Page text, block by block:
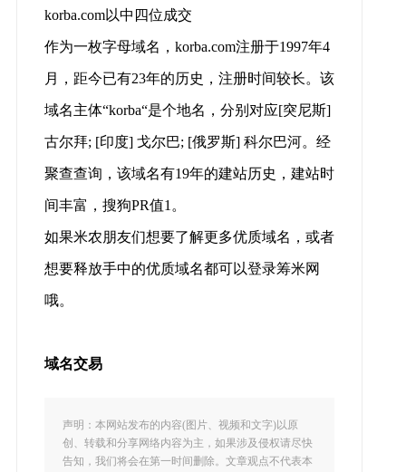
korba.com以中四位成交
作为一枚字母域名，korba.com注册于1997年4
月，距今已有23年的历史，注册时间较长。该
域名主体“korba“是个地名，分别对应[突尼斯]
古尔拜; [印度] 戈尔巴; [俄罗斯] 科尔巴河。经
聚查查询，该域名有19年的建站历史，建站时
间丰富，搜狗PR值1。
如果米农朋友们想要了解更多优质域名，或者
想要释放手中的优质域名都可以登录筹米网
哦。
域名交易
声明：本网站发布的内容(图片、视频和文字)以原
创、转载和分享网络内容为主，如果涉及侵权请尽快
告知，我们将会在第一时间删除。文章观点不代表本